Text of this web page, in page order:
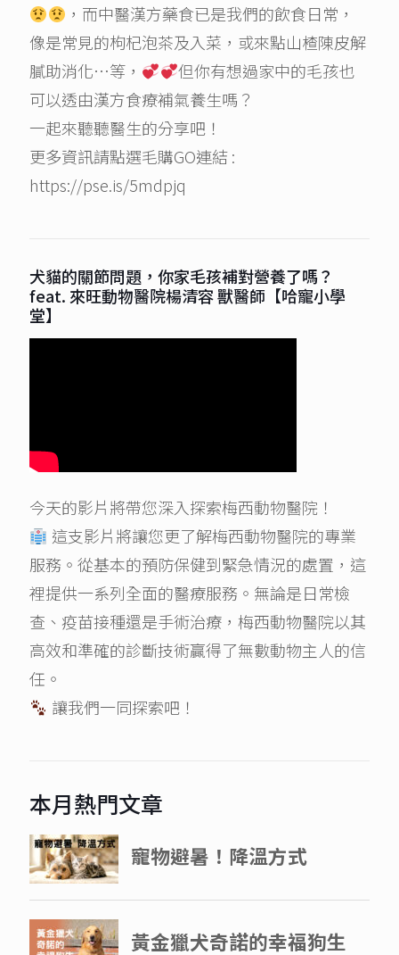
，而中醫漢方藥食已是我們的飲食日常，
像是常見的枸杞泡茶及入菜，或來點山楂陳皮解
膩助消化…等，
但你有想過家中的毛孩也
可以透由漢方食療補氣養生嗎？
一起來聽聽醫生的分享吧！
更多資訊請點選毛購GO連結 :
https://pse.is/5mdpjq
犬貓的關節問題，你家毛孩補對營養了嗎？
feat. 來旺動物醫院楊清容 獸醫師【哈寵小學
堂】
今天的影片將帶您深入探索梅西動物醫院！
這支影片將讓您更了解梅西動物醫院的專業
服務。從基本的預防保健到緊急情況的處置，這
裡提供一系列全面的醫療服務。無論是日常檢
查、疫苗接種還是手術治療，梅西動物醫院以其
高效和準確的診斷技術贏得了無數動物主人的信
任。
讓我們一同探索吧！
本月熱門文章